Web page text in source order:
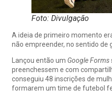
Foto: Divulgação
A ideia de primeiro momento
não empreender, no sentido de
Lançou então um Google Forms
preenchessem e com
conseguiu 48 inscrições de
formarem um time de futebol